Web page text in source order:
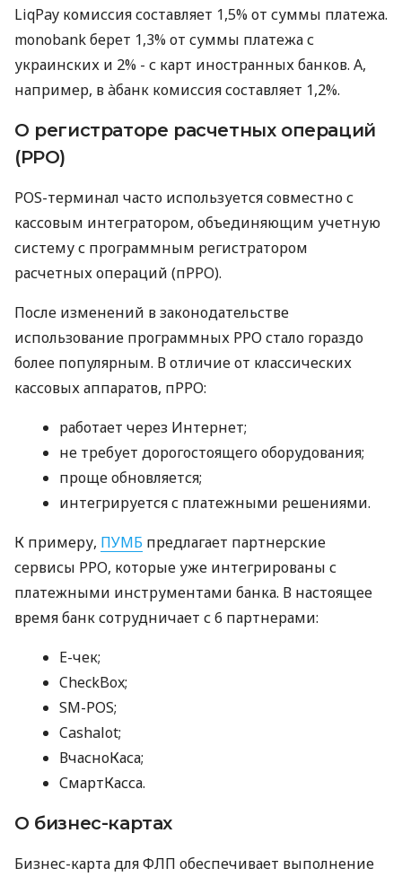
LiqPay комиссия составляет 1,5% от суммы платежа.
monobank берет 1,3% от суммы платежа с
украинских и 2% - с карт иностранных банков. А,
например, в àбанк комиссия составляет 1,2%.
О регистраторе расчетных операций
(РРО)
POS-терминал часто используется совместно с
кассовым интегратором, объединяющим учетную
систему с программным регистратором
расчетных операций (пРРО).
После изменений в законодательстве
использование программных РРО стало гораздо
более популярным. В отличие от классических
кассовых аппаратов, пРРО:
работает через Интернет;
не требует дорогостоящего оборудования;
проще обновляется;
интегрируется с платежными решениями.
К примеру, ПУМБ предлагает партнерские
сервисы РРО, которые уже интегрированы с
платежными инструментами банка. В настоящее
время банк сотрудничает с 6 партнерами:
E-чек;
CheckBox;
SM-POS;
Cashalot;
ВчасноКаса;
СмартКасса.
О бизнес-картах
Бизнес-карта для ФЛП обеспечивает выполнение